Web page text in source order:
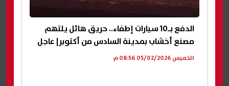
الدفع بـ10 سيارات إطفاء.. حريق هائل يلتهم
مصنع أخشاب بمدينة السادس من أكتوبر| عاجل
الخميس 05/02/2026 08:56 م